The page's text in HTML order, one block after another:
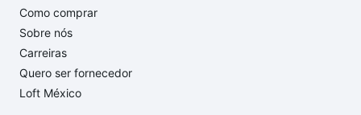
Como comprar
Sobre nós
Carreiras
Quero ser fornecedor
Loft México